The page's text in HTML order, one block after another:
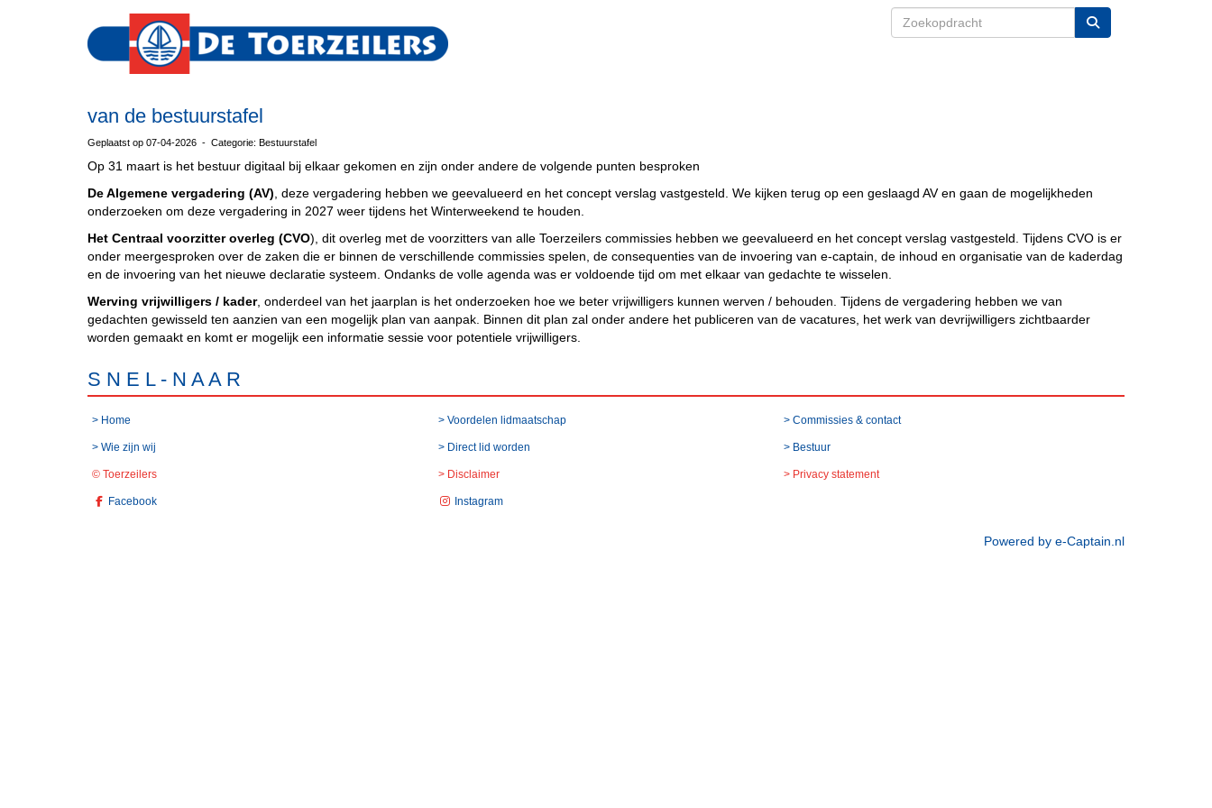
van de bestuurstafel
Geplaatst op 07-04-2026 - Categorie: Bestuurstafel
Op 31 maart is het bestuur digitaal bij elkaar gekomen en zijn onder andere de volgende punten besproken
De Algemene vergadering (AV) , deze vergadering hebben we geevalueerd en het concept verslag vastgesteld. We kijken terug op een geslaagd AV en gaan de mogelijkheden
onderzoeken om deze vergadering in 2027 weer tijdens het Winterweekend te houden.
Het Centraal voorzitter overleg (CVO), dit overleg met de voorzitters van alle Toerzeilers commissies hebben we geevalueerd en het concept verslag vastgesteld. Tijdens CVO is er
onder meergesproken over de zaken die er binnen de verschillende commissies spelen, de consequenties van de invoering van e-captain, de inhoud en organisatie van de kaderdag
en de invoering van het nieuwe declaratie systeem. Ondanks de volle agenda was er voldoende tijd om met elkaar van gedachte te wisselen.
Werving vrijwilligers / kader, onderdeel van het jaarplan is het onderzoeken hoe we beter vrijwilligers kunnen werven / behouden. Tijdens de vergadering hebben we van
gedachten gewisseld ten aanzien van een mogelijk plan van aanpak. Binnen dit plan zal onder andere het publiceren van de vacatures, het werk van devrijwilligers zichtbaarder
worden gemaakt en komt er mogelijk een informatie sessie voor potentiele vrijwilligers.
S N E L - N A A R
> Home > Voordelen lidmaatschap > Commissies & contact
> Wie zijn wij > Direct lid worden > Bestuur
© Toerzeilers > Disclaimer > Privacy statement
Facebook Instagram
Powered by e-Captain.nl